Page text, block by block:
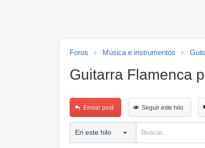
Foros Música e instrumentos
Guitarra Flamenca
Enviar post Seguir este hilo